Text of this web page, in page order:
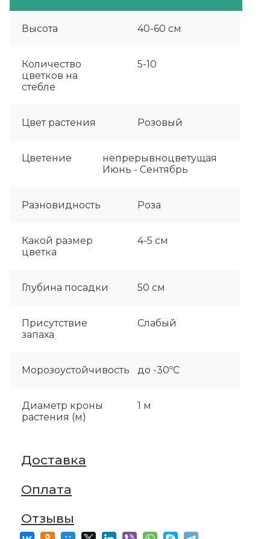
Высота 40-60 см
Количество
цветков на
стебле
5-10
Цвет растения Розовый
Цветение
непрерывноцветущая
Июнь - Сентябрь
Разновидность Роза
Какой размер
цветка
4-5 см
Глубина посадки 50 см
Присутствие
запаха
Слабый
Морозоустойчивость до -30ºС
Диаметр кроны
растения (м)
1 м
Доставка
Оплата
Отзывы